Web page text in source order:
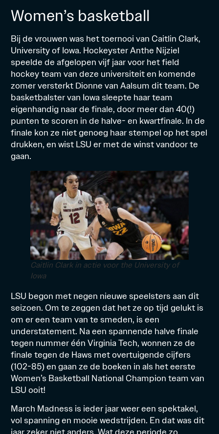
Women’s basketball
Bij de vrouwen was het toernooi van Caitlin Clark,
University of Iowa. Hockeyster Anthe Nijziel
speelde de afgelopen vijf jaar voor het field
hockey team van deze universiteit en komende
zomer versterkt Dionne van Aalsum dit team. De
basketbalster van Iowa sleepte haar team
eigenhandig naar de finale, door meer dan 40(!)
punten te scoren in de halve- en kwartfinale. In de
finale kon ze niet genoeg haar stempel op het spel
drukken, en wist LSU er met de winst vandoor te
gaan.
Caitlin Clark in actie voor the University of
Iowa
LSU begon met negen nieuwe speelsters aan dit
seizoen. Om te zeggen dat het ze op tijd gelukt is
om er een team van te smeden, is een
understatement. Na een spannende halve finale
tegen nummer één Virginia Tech, wonnen ze de
finale tegen de Haws met overtuigende cijfers
(102-85) en gaan ze de boeken in als het eerste
Women’s Basketball National Champion team van
LSU ooit!
March Madness is ieder jaar weer een spektakel,
vol spanning en mooie wedstrijden. En dat was dit